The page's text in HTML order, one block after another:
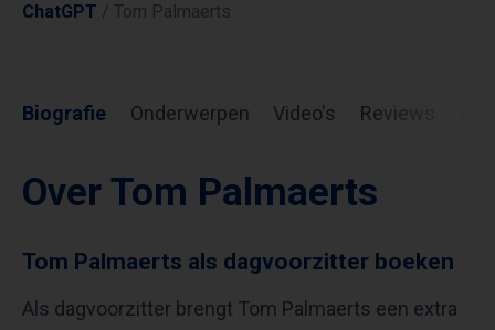
ChatGPT / Tom Palmaerts
Biografie Onderwerpen Video's Reviews
Over Tom Palmaerts
Tom Palmaerts als dagvoorzitter boeken
Als dagvoorzitter brengt Tom Palmaerts een extra